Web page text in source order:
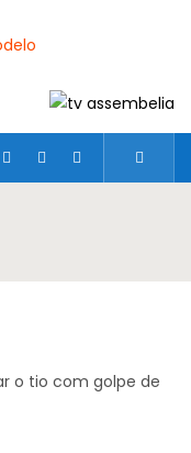
o tio com golpe de